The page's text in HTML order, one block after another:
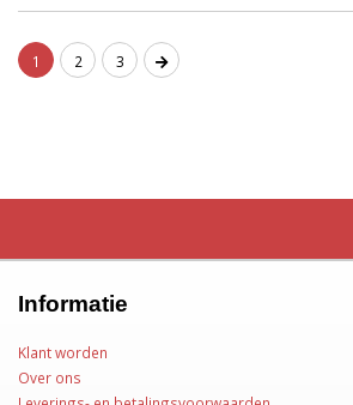
1 2 3
Informatie
Klant worden
Over ons